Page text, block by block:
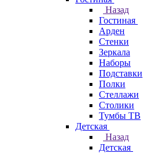
Назад
Гостиная
Арден
Стенки
Зеркала
Наборы
Подставки
Полки
Стеллажи
Столики
Тумбы ТВ
Детская
Назад
Детская